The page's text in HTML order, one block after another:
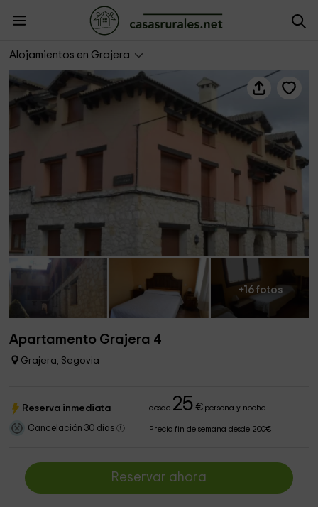
Alojamientos en Grajera
Apartamento Grajera 4
+16 fotos
Apartamento Grajera 4
Grajera, Segovia
Reserva inmediata desde 25 €persona y noche
Cancelación 30 días Precio fin de semana desde 200€
Reservar ahora